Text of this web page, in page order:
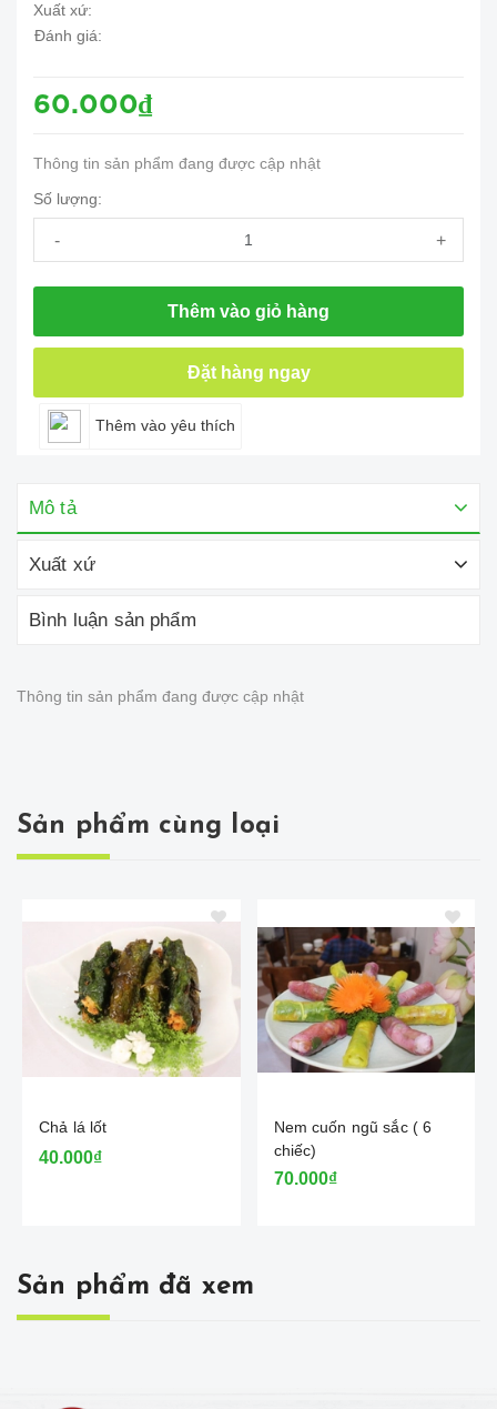
Xuất xứ:
Đánh giá:
60.000₫
Thông tin sản phẩm đang được cập nhật
Số lượng:
- +
Thêm vào giỏ hàng
Đặt hàng ngay
Thêm vào yêu thích
Mô tả
Xuất xứ
Bình luận sản phẩm
Thông tin sản phẩm đang được cập nhật
Sản phẩm cùng loại
Chả lá lốt
40.000₫
Nem cuốn ngũ sắc ( 6
chiếc)
70.000₫
Sản phẩm đã xem